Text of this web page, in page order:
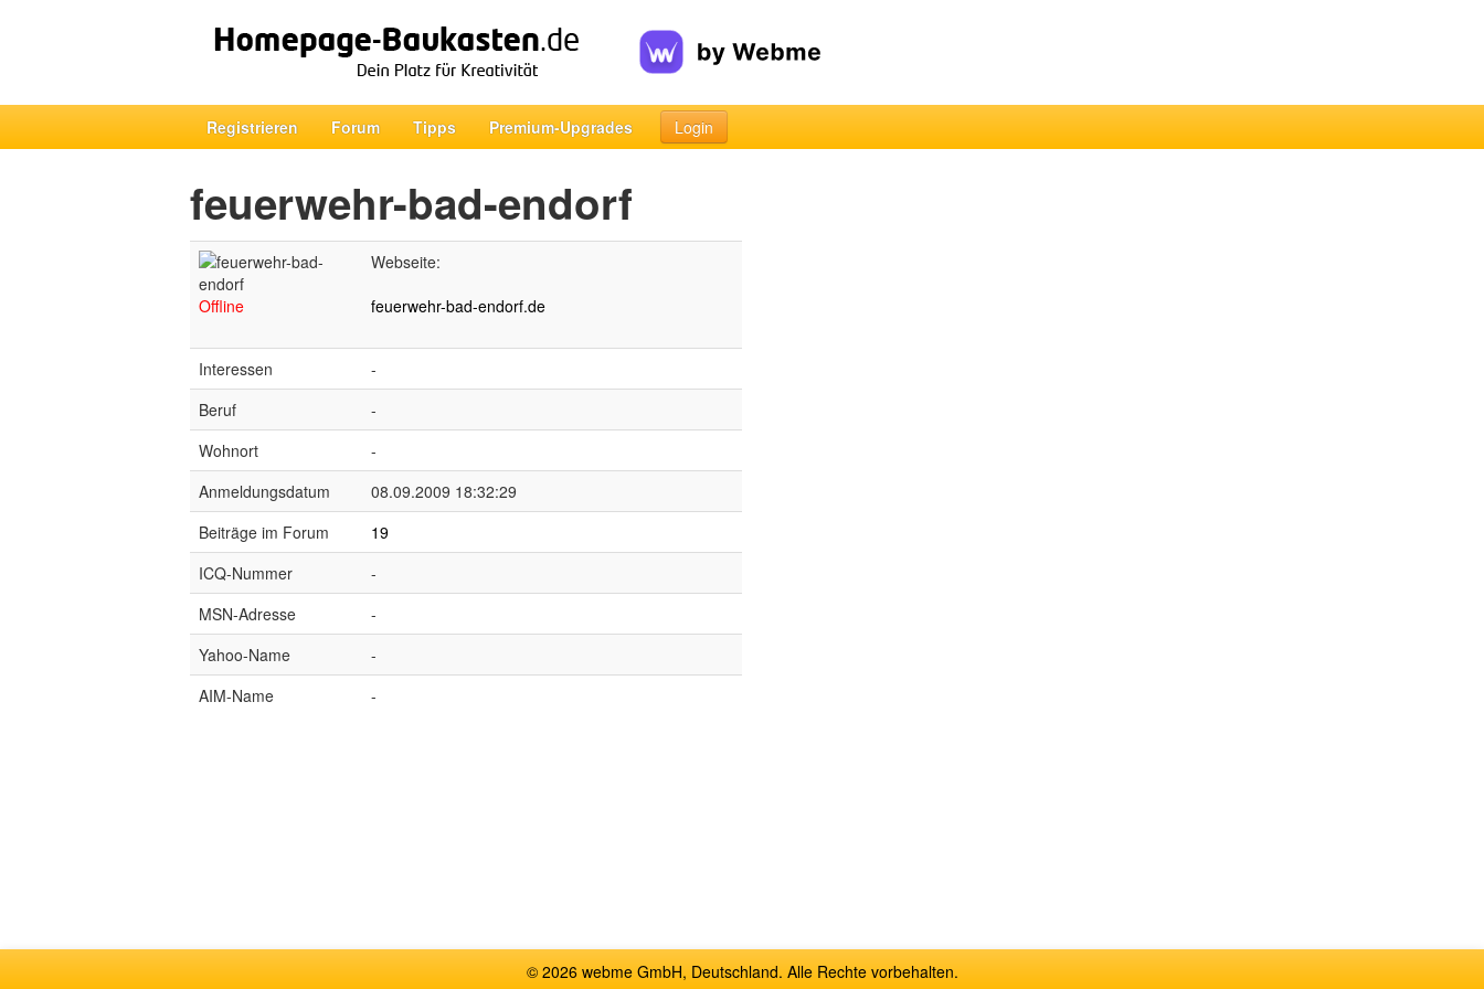
Registrieren Forum Tipps Premium-Upgrades Login
feuerwehr-bad-endorf
Offline
Webseite:
feuerwehr-bad-endorf.de
Interessen
-
Beruf
-
Wohnort
-
Anmeldungsdatum
08.09.2009 18:32:29
Beiträge im Forum
19
ICQ-Nummer
-
MSN-Adresse
-
Yahoo-Name
-
AIM-Name
-
© 2026 webme GmbH, Deutschland. Alle Rechte vorbehalten.